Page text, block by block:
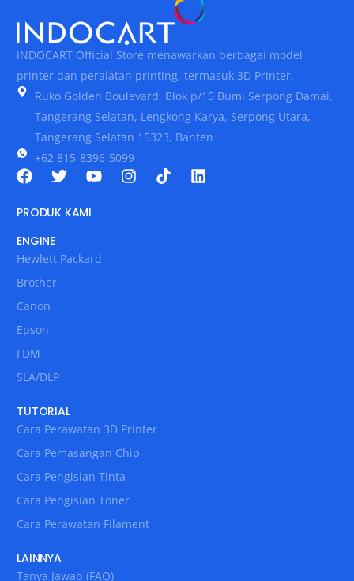
INDOCART Official Store menawarkan berbagai model
printer dan peralatan printing, termasuk 3D Printer.
Ruko Golden Boulevard, Blok p/15 Bumi Serpong Damai,
Tangerang Selatan, Lengkong Karya, Serpong Utara,
Tangerang Selatan 15323, Banten
+62 815-8396-5099
PRODUK KAMI
ENGINE
Hewlett Packard
Brother
Canon
Epson
FDM
SLA/DLP
TUTORIAL
Cara Perawatan 3D Printer
Cara Pemasangan Chip
Cara Pengisian Tinta
Cara Pengisian Toner
Cara Perawatan Filament
LAINNYA
Tanya Jawab (FAQ)